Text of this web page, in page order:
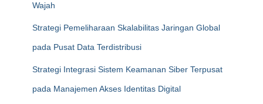
Wajah
Strategi Pemeliharaan Skalabilitas Jaringan Global
pada Pusat Data Terdistribusi
Strategi Integrasi Sistem Keamanan Siber Terpusat
pada Manajemen Akses Identitas Digital